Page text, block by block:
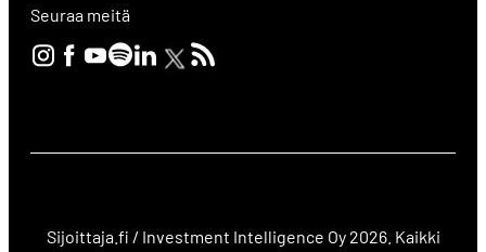
Seuraa meitä
Sijoittaja.fi / Investment Intelligence Oy 2026. Kaikki